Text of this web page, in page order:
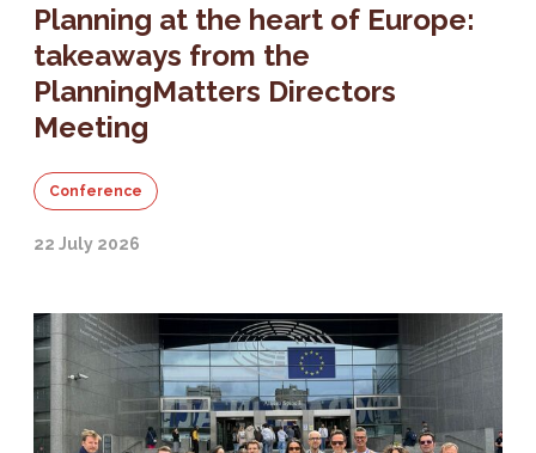
Planning at the heart of Europe:
takeaways from the
PlanningMatters Directors
Meeting
Conference
22 July 2026